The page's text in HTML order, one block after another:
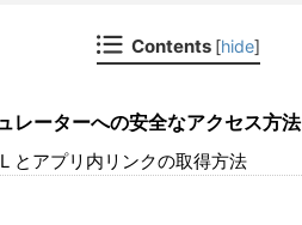
Contents [hide]
レーターへの安全なアクセス方法
とアプリ内リンクの取得方法